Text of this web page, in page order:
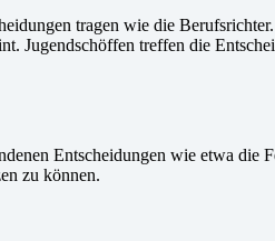
tragen wie die
Jugendschöffen treffen die
Entscheidungen wie etwa die
zu können.